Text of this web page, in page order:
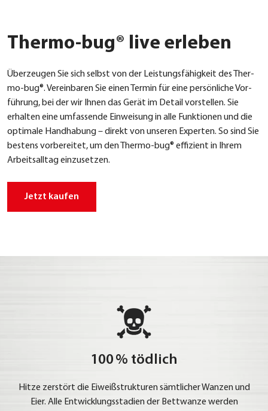
Thermo-bug® live erleben
Über­zeu­gen Sie sich selbst von der Leis­tungs­fä­hig­keit des Ther­
mo-bug®. Ver­ein­ba­ren Sie einen Ter­min für eine per­sön­li­che Vor­
füh­rung, bei der wir Ihnen das Gerät im Detail vor­stel­len. Sie
erhal­ten eine umfas­sen­de Ein­wei­sung in alle Funk­tio­nen und die
opti­ma­le Hand­ha­bung – direkt von unse­ren Exper­ten. So sind Sie
bes­tens vor­be­rei­tet, um den Ther­mo-bug® effi­zi­ent in Ihrem
Arbeits­all­tag ein­zu­set­zen.
Jetzt kau­fen
100 % tödlich
Hit­ze zer­stört die Eiweiß­struk­tu­ren sämt­li­cher Wan­zen und
Eier. Alle Ent­wick­lungs­sta­di­en der Bett­wan­ze wer­den